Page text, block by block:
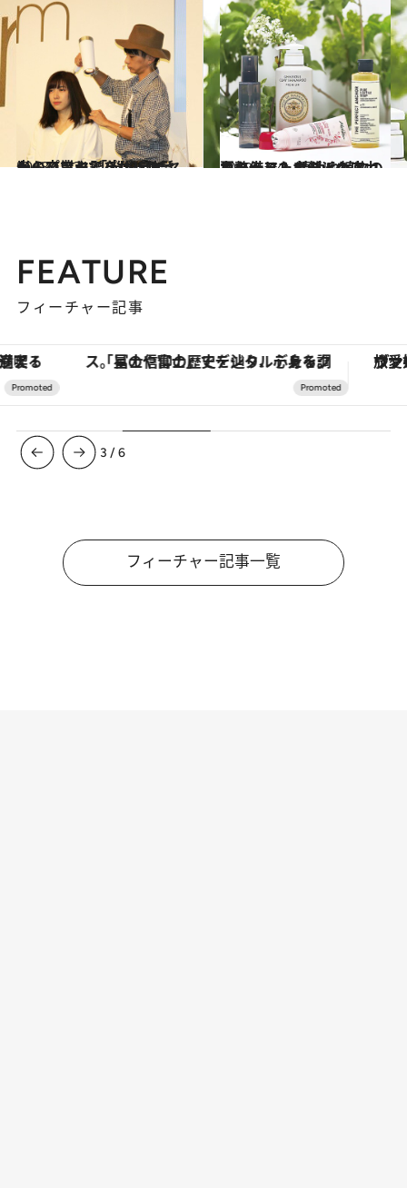
2018.11.21
光のパワーでパサパサ髪から卒業！ 「光ドライヤー」でツヤ髪をゲット
ライフスタイル 2019.6.24
夏のヘア＆ボディの底力を整える！ 精油や植物の力を借りた自然派ケア
ビューティ＆ヘルス
FEATURE
フィーチャー記事
「星のや富士」でデジタルデトックス。冨士信仰の歴史を辿り、心身を調える。 ヴァシュロン・コンス
3 /6
フィーチャー記事一覧